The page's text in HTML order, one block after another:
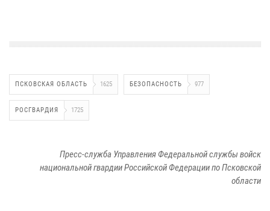
ПСКОВСКАЯ ОБЛАСТЬ 1625 БЕЗОПАСНОСТЬ 977
РОСГВАРДИЯ 1725
Пресс-служба Управления Федеральной службы войск
национальной гвардии Российской Федерации по Псковской
области